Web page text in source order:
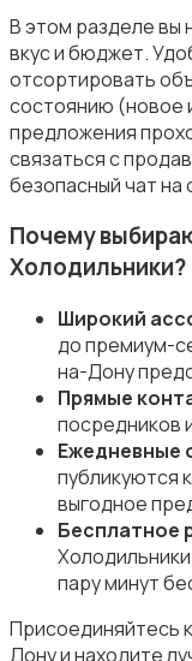
Пылесосы и
Стиральные
Утюги и уход за
В этом разделе вы
вкус и бюджет.
отсортировать
состоянию (новое
предложения
связаться с
безопасный чат на
Почему
Холодильники?
Широкий
до премиум-
на-Дону
Прямые
посредников
Ежедневные
публикуются
выгодное
Бесплатное
пару минут
Присоединяйтесь
Дону и находите